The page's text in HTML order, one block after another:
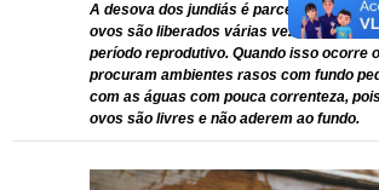
A desova dos jundiás é parcelada, ou
ovos são liberados várias vezes durante
período reprodutivo. Quando isso ocorre
procuram ambientes rasos com fundo
com as águas com pouca correnteza,
ovos são livres e não aderem ao fundo.